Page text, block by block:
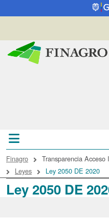
Pasar al contenido principal
Ley 2050 DE
Finagro Transparencia
Leyes
Ley 2050 DE 2020